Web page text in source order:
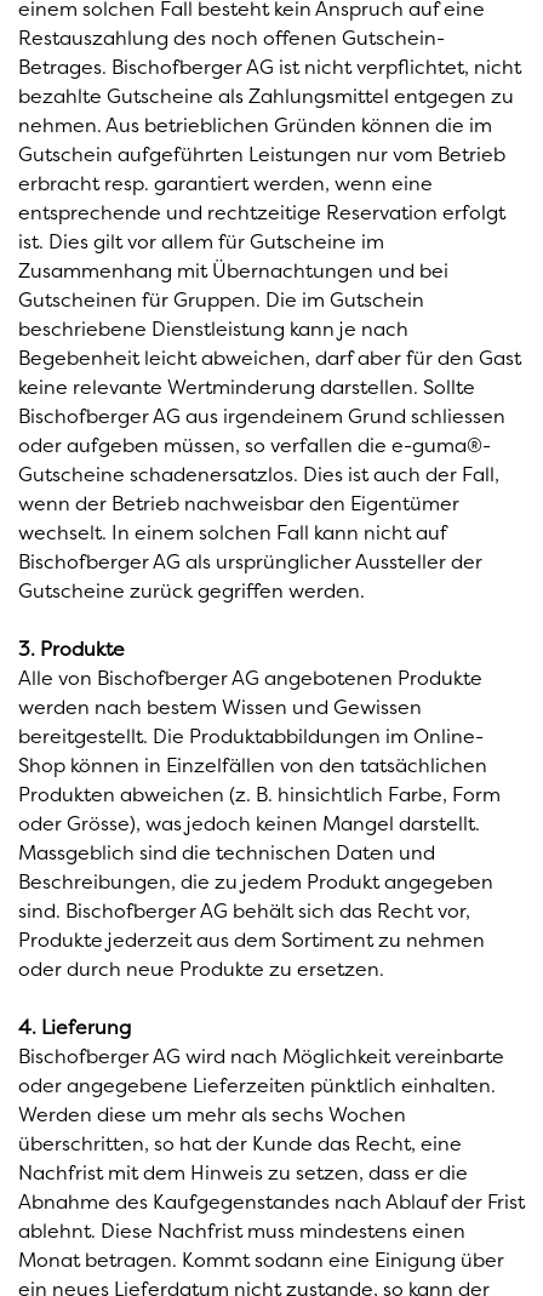
einem solchen Fall besteht kein Anspruch auf eine
Restauszahlung des noch offenen Gutschein-
Betrages. Bischofberger AG ist nicht verpflichtet, nicht
bezahlte Gutscheine als Zahlungsmittel entgegen zu
nehmen. Aus betrieblichen Gründen können die im
Gutschein aufgeführten Leistungen nur vom Betrieb
erbracht resp. garantiert werden, wenn eine
entsprechende und rechtzeitige Reservation erfolgt
ist. Dies gilt vor allem für Gutscheine im
Zusammenhang mit Übernachtungen und bei
Gutscheinen für Gruppen. Die im Gutschein
beschriebene Dienstleistung kann je nach
Begebenheit leicht abweichen, darf aber für den Gast
keine relevante Wertminderung darstellen. Sollte
Bischofberger AG aus irgendeinem Grund schliessen
oder aufgeben müssen, so verfallen die e-guma®-
Gutscheine schadenersatzlos. Dies ist auch der Fall,
wenn der Betrieb nachweisbar den Eigentümer
wechselt. In einem solchen Fall kann nicht auf
Bischofberger AG als ursprünglicher Aussteller der
Gutscheine zurück gegriffen werden.
3. Produkte
Alle von Bischofberger AG angebotenen Produkte
werden nach bestem Wissen und Gewissen
bereitgestellt. Die Produktabbildungen im Online-
Shop können in Einzelfällen von den tatsächlichen
Produkten abweichen (z. B. hinsichtlich Farbe, Form
oder Grösse), was jedoch keinen Mangel darstellt.
Massgeblich sind die technischen Daten und
Beschreibungen, die zu jedem Produkt angegeben
sind. Bischofberger AG behält sich das Recht vor,
Produkte jederzeit aus dem Sortiment zu nehmen
oder durch neue Produkte zu ersetzen.
4. Lieferung
Bischofberger AG wird nach Möglichkeit vereinbarte
oder angegebene Lieferzeiten pünktlich einhalten.
Werden diese um mehr als sechs Wochen
überschritten, so hat der Kunde das Recht, eine
Nachfrist mit dem Hinweis zu setzen, dass er die
Abnahme des Kaufgegenstandes nach Ablauf der Frist
ablehnt. Diese Nachfrist muss mindestens einen
Monat betragen. Kommt sodann eine Einigung über
ein neues Lieferdatum nicht zustande, so kann der